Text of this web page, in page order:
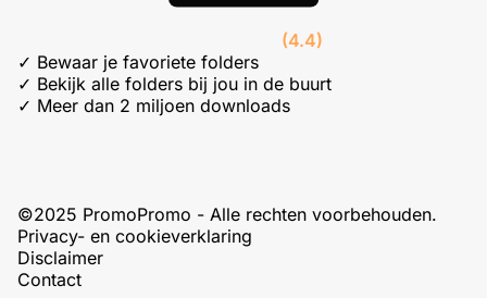
(4.4)
✓ Bewaar je favoriete folders
✓ Bekijk alle folders bij jou in de buurt
✓ Meer dan 2 miljoen downloads
©2025 PromoPromo - Alle rechten voorbehouden.
Privacy- en cookieverklaring
Disclaimer
Contact